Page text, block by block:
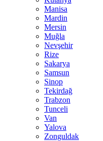
Manisa
Mardin
Mersin
Muğla
Nevşehir
Rize
Sakarya
Samsun
Sinop
Tekirdağ
Trabzon
Tunceli
Van
Yalova
Zonguldak